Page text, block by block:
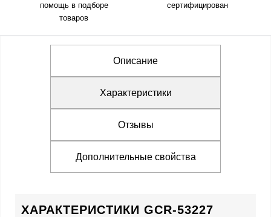
помощь в подборе
товаров
сертифицирован
Описание
Характеристики
Отзывы
Дополнительные свойства
ХАРАКТЕРИСТИКИ GCR-53227